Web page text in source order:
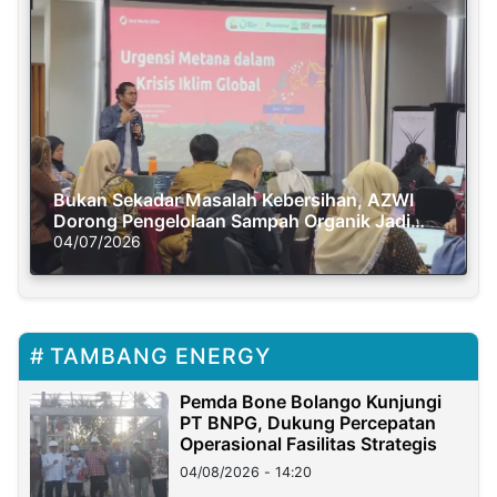
Bukan Sekadar Masalah Kebersihan, AZWI
Dorong Pengelolaan Sampah Organik Jadi
Solusi Krisis Iklim
04/07/2026
TAMBANG ENERGY
Pemda Bone Bolango Kunjungi
PT BNPG, Dukung Percepatan
Operasional Fasilitas Strategis
04/08/2026 - 14:20